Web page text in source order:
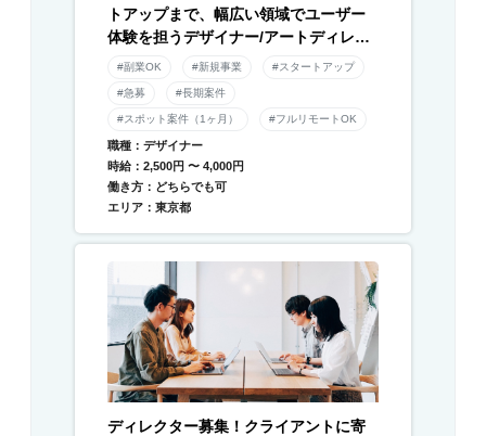
トアップまで、幅広い領域でユーザー
体験を担うデザイナー/アートディレク
ター募集！
#副業OK #新規事業 #スタートアップ
#急募 #長期案件
#スポット案件（1ヶ月） #フルリモートOK
職種：デザイナー
時給：2,500円 〜 4,000円
働き方：どちらでも可
エリア：東京都
ディレクター募集！クライアントに寄